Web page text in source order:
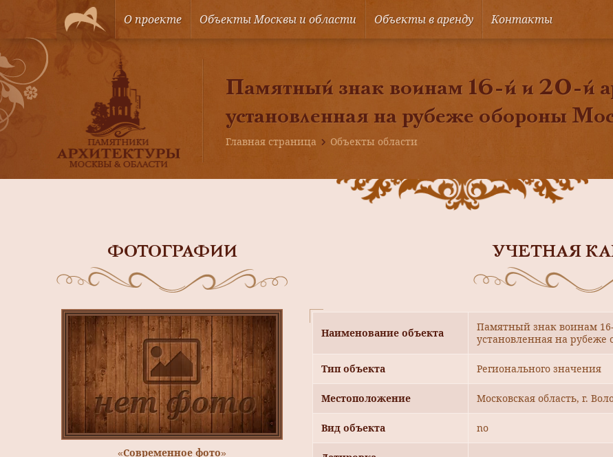
О проекте Объекты Москвы и области Объекты в аренду Контакты
Памятный знак воинам 16-й и 20-й
установленная на рубеже обороны
Главная страница Объекты области
ФОТОГРАФИИ
«Современное фото»
УЧЕТНАЯ
Наименование объекта
Памятный знак воинам
установленная на
Тип объекта Регионального значения
Местоположение Московская область, г.
Вид объекта no